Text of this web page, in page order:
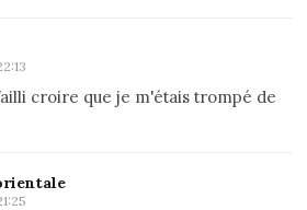
croire que je m'étais trompé de